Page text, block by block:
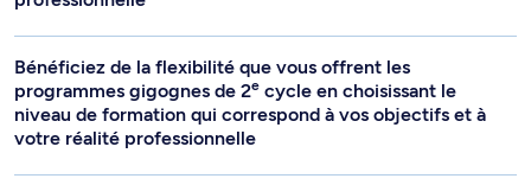
Bénéficiez de la flexibilité que vous offrent les
programmes gigognes de 2e cycle en choisissant le
niveau de formation qui correspond à vos objectifs et à
votre réalité professionnelle